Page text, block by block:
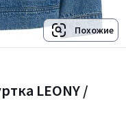
Похожие
LEONY /